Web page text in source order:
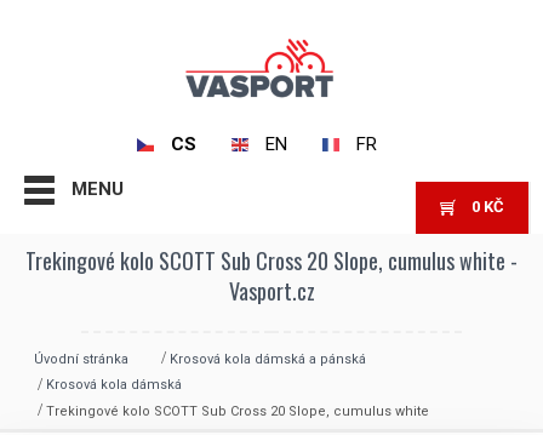
CS EN FR
MENU
0 KČ
Trekingové kolo SCOTT Sub Cross 20 Slope, cumulus white -
Vasport.cz
Úvodní stránka
Krosová kola dámská a pánská
Krosová kola dámská
Trekingové kolo SCOTT Sub Cross 20 Slope, cumulus white